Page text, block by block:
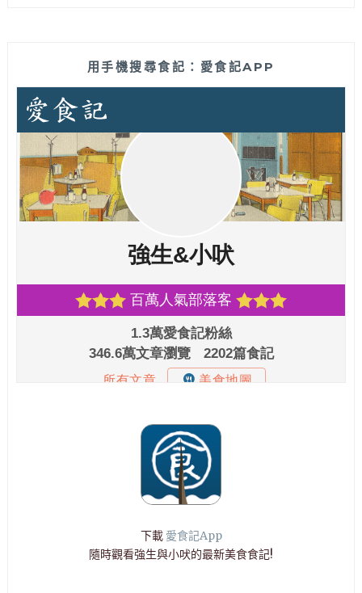
用手機搜尋食記：愛食記APP
下載 愛食記App
隨時觀看強生與小吠的最新美食食記!